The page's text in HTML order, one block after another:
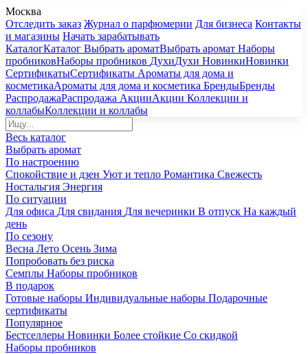
Москва
Отследить заказ Журнал о парфюмерии Для бизнеса Контакты
и магазины Начать зарабатывать
КаталогКаталог Выбрать ароматВыбрать аромат Наборы
пробниковНаборы пробников ДухиДухи НовинкиНовинки
СертификатыСертификаты Ароматы для дома и
косметикаАроматы для дома и косметика БрендыБренды
РаспродажаРаспродажа АкцииАкции Коллекции и
коллабыКоллекции и коллабы
Весь каталог
Выбрать аромат
По настроению
Спокойствие и дзен Уют и тепло Романтика Свежесть
Ностальгия Энергия
По ситуации
Для офиса Для свидания Для вечеринки В отпуск На каждый
день
По сезону
Весна Лето Осень Зима
Попробовать без риска
Семплы Наборы пробников
В подарок
Готовые наборы Индивидуальные наборы Подарочные
сертификаты
Популярное
Бестселлеры Новинки Более стойкие Со скидкой
Наборы пробников